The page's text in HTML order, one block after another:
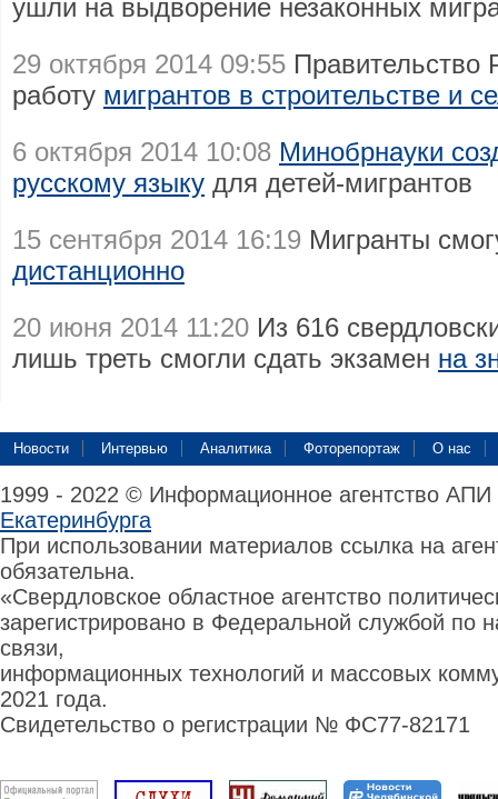
ушли на выдворение незаконных
29 октября 2014 09:55 Правительство
работу мигрантов в строительстве и
6 октября 2014 10:08 Минобрнауки
русскому языку для детей-мигрантов
15 сентября 2014 16:19 Мигранты
дистанционно
20 июня 2014 11:20 Из 616
лишь треть смогли сдать экзамен на
Новости Интервью Аналитика Фоторепортаж О нас
1999 - 2022 © Информационное агентство
Екатеринбурга
При использовании материалов ссылка на
обязательна.
«Свердловское областное агентство
зарегистрировано в Федеральной службой по
связи,
информационных технологий и массовых
2021 года.
Свидетельство о регистрации № ФС77-82171